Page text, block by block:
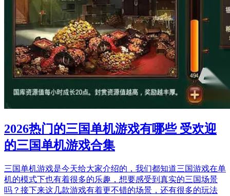
2026热门的三国单机游戏有哪些 受欢迎
的三国单机游戏合集
三国单机游戏是今天给大家介绍的，我们都知道三国游戏在单
机的模式下也有着很多的乐趣，想要感受到真实的三国场景
吗？接下来这几款游戏有着更不错的场景，还有很多的玩法